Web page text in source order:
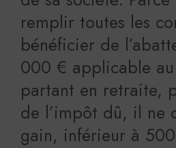
remplir toutes les
bénéficier de
000 € applicable
partant en retraite,
de l’impôt dû, il ne
gain, inférieur à